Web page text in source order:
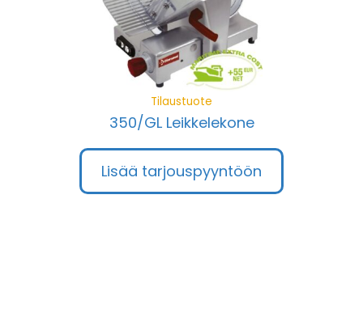
Tilaustuote
350/GL Leikkelekone
Lisää tarjouspyyntöön